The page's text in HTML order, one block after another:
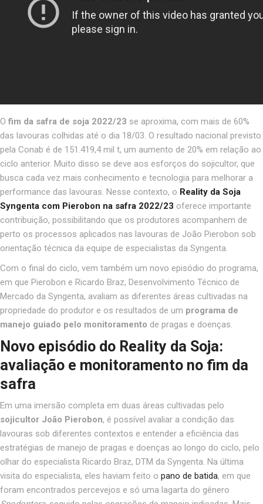
O fim da safra de soja 2022/23 se aproxima, com mais de 60%
das lavouras colhidas até o dia 18/03. O resultado nacional previsto
pela Conab é de 151.419,4 mil t, um aumento de 20% em relação ao
ciclo anterior. Muito disso se deve aos esforços do sojicultor, que
busca cada vez mais conhecimento e tecnologia para melhorar a
performance das lavouras. Nesse contexto, o Reality da Soja
Syngenta com Pierobon na safra 2022/23 oferece importante
contribuição, possibilitando que os produtores acompanhem de
perto os processos aplicados nas lavouras de João Pierobon sob
orientação técnica da equipe de especialistas da Syngenta.
Com o final do ciclo, vem também um novo episódio do programa,
em que Pierobon e Ricardo Braz, Desenvolvimento Técnico de
Mercado da Syngenta, avaliam as diferentes áreas cultivadas na
propriedade do produtor e os resultados de um programa de
manejo guiado pelo monitoramento de pragas e doenças.
Novo episódio do Reality da Soja:
avaliação e monitoramento no fim da
safra
Em uma imersão completa em duas áreas cultivadas pelo
sojicultor João Pierobon, é possível avaliar a condição das
lavouras sob diferentes contextos e entender a eficiência das
estratégias de manejo de pragas e doenças ao longo do ciclo, pelo
olhar do especialista Ricardo Braz, DTM da Syngenta. Na última
visita do especialista, eles haviam feito o pano de batida, em que
foram encontrados percevejos e só uma lagarta do gênero